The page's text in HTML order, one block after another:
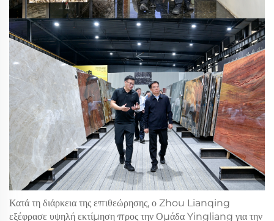
Κατά τη διάρκεια της επιθεώρησης, ο Zhou Lianqing
εξέφρασε υψηλή εκτίμηση προς την Ομάδα Yingliang για την